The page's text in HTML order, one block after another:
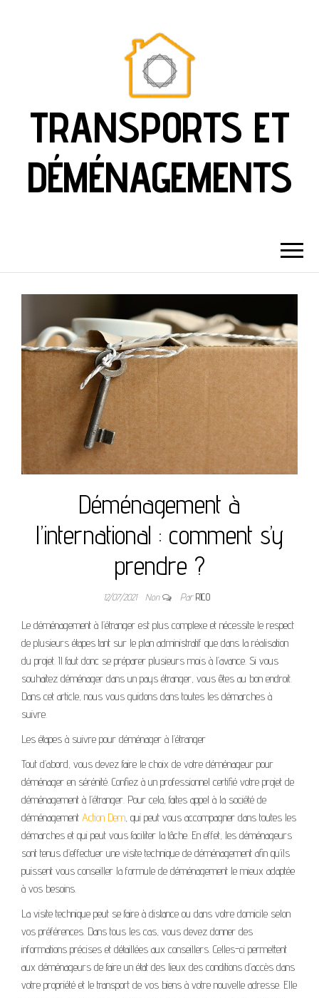
TRANSPORTS ET
DÉMÉNAGEMENTS
Déménagement à
l’international : comment s’y
prendre ?
12/07/2021 Non ParRICO
Le déménagement à l’étranger est plus complexe et nécessite le respect
de plusieurs étapes tant sur le plan administratif que dans la réalisation
du projet. Il faut donc se préparer plusieurs mois à l’avance. Si vous
souhaitez déménager dans un pays étranger, vous êtes au bon endroit.
Dans cet article, nous vous guidons dans toutes les démarches à
suivre.
Les étapes à suivre pour déménager à l’étranger
Tout d’abord, vous devez faire le choix de votre déménageur pour
déménager en sérénité. Confiez à un professionnel certifié votre projet de
déménagement à l’étranger. Pour cela, faites appel à la société de
déménagement Action Dem , qui peut vous accompagner dans toutes les
démarches et qui peut vous faciliter la tâche. En effet, les déménageurs
sont tenus d’effectuer une visite technique de déménagement afin qu’ils
puissent vous conseiller la formule de déménagement le mieux adaptée
à vos besoins.
La visite technique peut se faire à distance ou dans votre domicile selon
vos préférences. Dans tous les cas, vous devez donner des
informations précises et détaillées aux conseillers. Celles-ci permettent
aux déménageurs de faire un état des lieux des conditions d’accès dans
votre propriété et le transport de vos biens à votre nouvelle adresse. Elle